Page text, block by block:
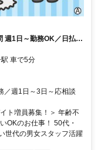
週1日～勤務OK／日払い
車で5分
週1日～3日～応相談
ト増員募集！＞ 年齢不
OKのお仕事！ 50代・
世代の男女スタッフ活躍